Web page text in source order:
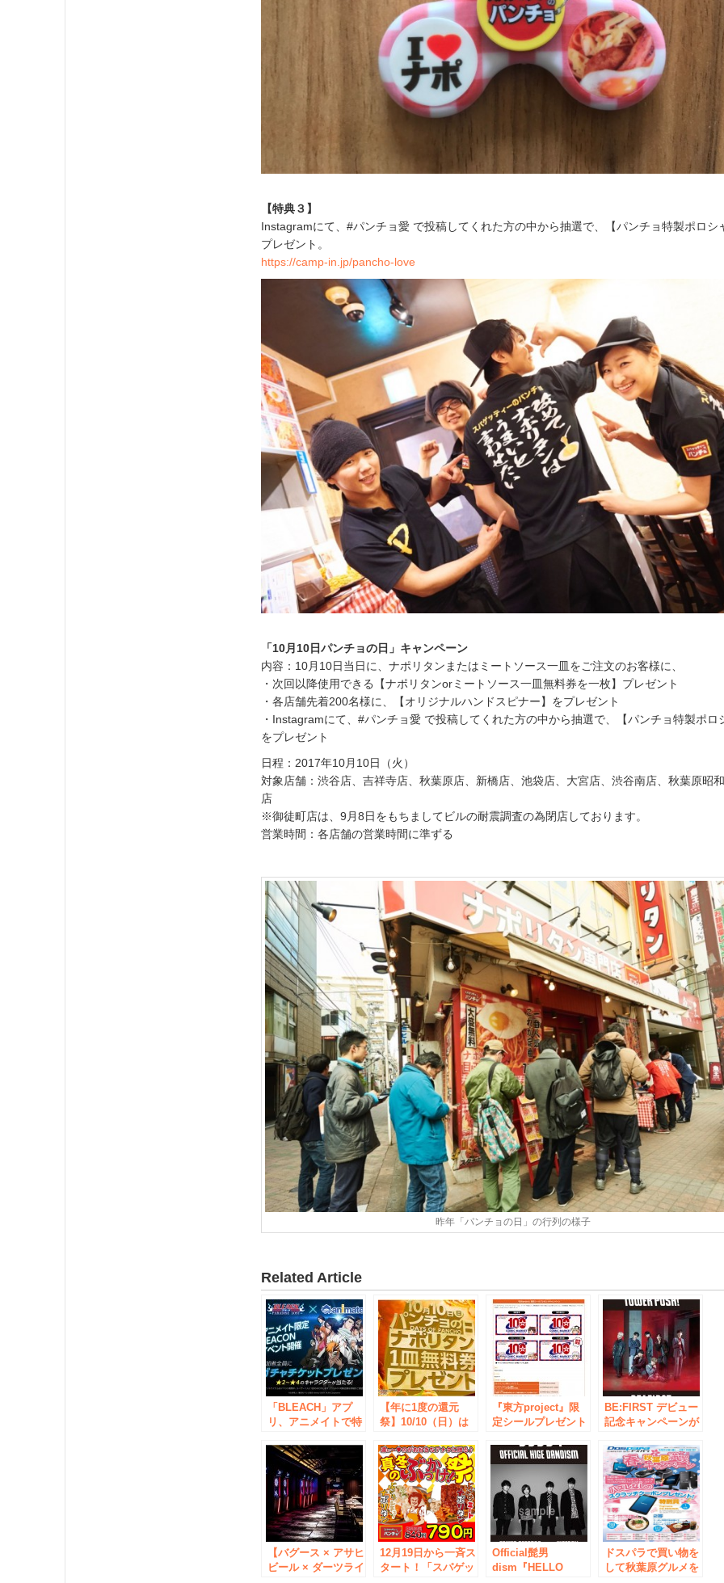
【特典３】
Instagramにて、#パンチョ愛 で投稿してくれた方の中から抽選で、【パンチョ特製ポロシ
プレゼント。
https://camp-in.jp/pancho-love
「10月10日パンチョの日」キャンペーン
内容：10月10日当日に、ナポリタンまたはミートソース一皿をご注文のお客様に、
・次回以降使用できる【ナポリタンorミートソース一皿無料券を一枚】プレゼント
・各店舗先着200名様に、【オリジナルハンドスピナー】をプレゼント
・Instagramにて、#パンチョ愛 で投稿してくれた方の中から抽選で、【パンチョ特製ポロ
をプレゼント
日程：2017年10月10日（火）
対象店舗：渋谷店、吉祥寺店、秋葉原店、新橋店、池袋店、大宮店、渋谷南店、秋葉原昭
店
※御徒町店は、9月8日をもちましてビルの耐震調査の為閉店しております。
営業時間：各店舗の営業時間に準ずる
昨年「パンチョの日」の行列の様子
Related Article
「BLEACH」アプ
リ、アニメイトで特
LINE Beaconイベン
ト開催！
【年に1度の還元
祭】10/10（日）は
『スパゲッティーの
パンチョ』でご注文
された方全員に、次
回使える「1皿無料
券」をプレゼント!!
『東方project』限
定シールプレゼント
ャンペーン開催！コ
ミックマーケット
100回記念をお祝い
しよう【タブリエ・
マーケティング株式
会社】
BE:FIRST デビュー
記念キャンペーンが
11/2(火)から！メン
バー直筆サイン入り
ポスターを7名に抽
選プレゼント
【バグース × アサヒ
ビール × ダーツライ
12月19日から一斉ス
タート！「スパゲッ
Official髭男
dism『HELLO
ドスパラで買い物を
して秋葉原グルメを